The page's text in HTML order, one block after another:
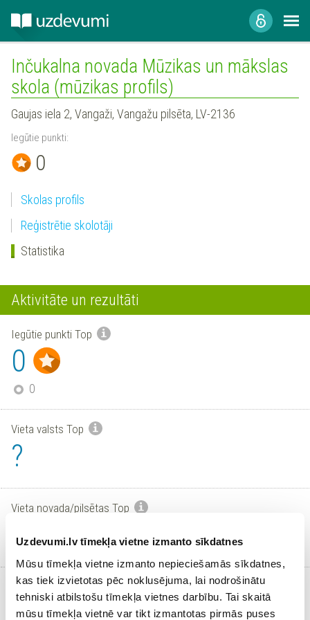
Uzdevumi.lv tīmekļa vietne izmanto sīkdatnes
Mūsu tīmekļa vietne izmanto nepieciešamās sīkdatnes,
kas tiek izvietotas pēc noklusējuma, lai nodrošinātu
tehniski atbilstošu tīmekļa vietnes darbību. Tai skaitā
mūsu tīmekļa vietnē var tikt izmantotas pirmās puses
Inčukalna novada Mūzikas un mākslas
skola (mūzikas profils)
Gaujas iela 2, Vangaži, Vangažu pilsēta, LV-2136
Iegūtie punkti:
0
Skolas profils
Reģistrētie skolotāji
Statistika
Aktivitāte un rezultāti
Iegūtie punkti Top
0
0
Vieta valsts Top
?
Vieta novada/pilsētas Top
?
Aktīvi skolēni